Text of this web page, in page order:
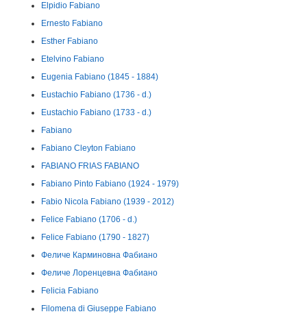
Elpidio Fabiano
Ernesto Fabiano
Esther Fabiano
Etelvino Fabiano
Eugenia Fabiano (1845 - 1884)
Eustachio Fabiano (1736 - d.)
Eustachio Fabiano (1733 - d.)
Fabiano
Fabiano Cleyton Fabiano
FABIANO FRIAS FABIANO
Fabiano Pinto Fabiano (1924 - 1979)
Fabio Nicola Fabiano (1939 - 2012)
Felice Fabiano (1706 - d.)
Felice Fabiano (1790 - 1827)
Феличе Карминовна Фабиано
Феличе Лоренцевна Фабиано
Felicia Fabiano
Filomena di Giuseppe Fabiano